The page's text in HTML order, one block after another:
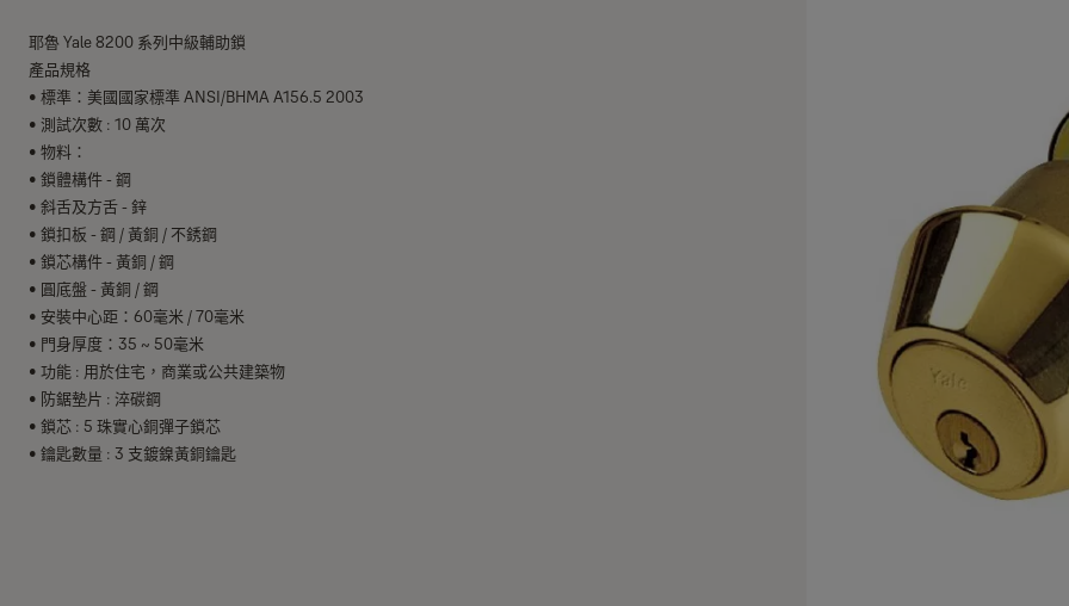
耶魯 Yale 8200 系列中級輔助鎖
產品規格
• 標準：美國國家標準 ANSI/BHMA A156.5 2003
• 測試次數 : 10 萬次
• 物料：
• 鎖體構件 - 鋼
• 斜舌及方舌 - 鋅
• 鎖扣板 - 鋼 / 黃銅 / 不銹鋼
• 鎖芯構件 - 黃銅 / 鋼
• 圓底盤 - 黃銅 / 鋼
• 安裝中心距：60毫米 / 70毫米
• 門身厚度：35 ~ 50毫米
• 功能 : 用於住宅，商業或公共建築物
• 防鋸墊片 : 淬碳鋼
• 鎖芯 : 5 珠實心銅彈子鎖芯
• 鑰匙數量 : 3 支鍍鎳黃銅鑰匙